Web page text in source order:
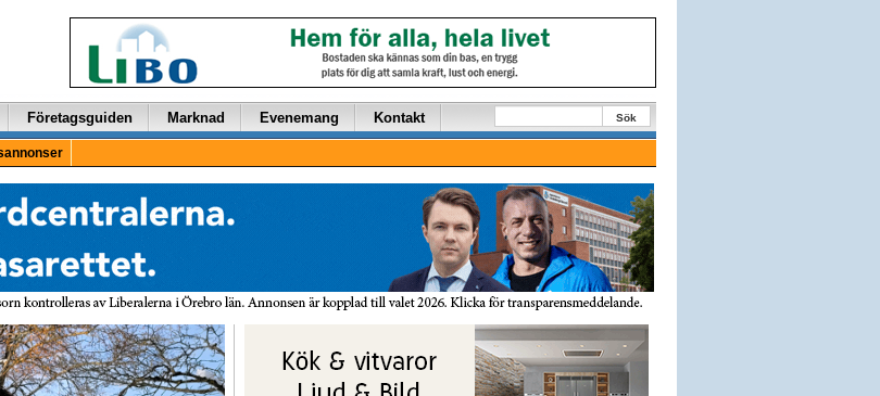
Företagsguiden Marknad Evenemang Kontakt Sök